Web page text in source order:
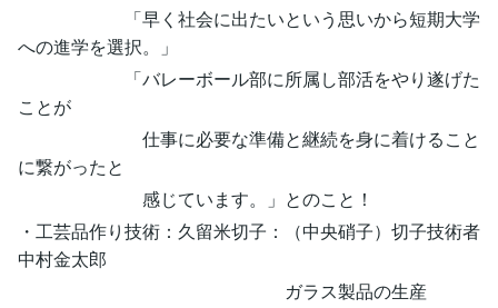
「早く社会に出たいという思いから短期大学
への進学を選択。」
「バレーボール部に所属し部活をやり遂げた
ことが
仕事に必要な準備と継続を身に着けること
に繋がったと
感じています。」とのこと！
・工芸品作り技術：久留米切子：（中央硝子）切子技術者
中村金太郎
ガラス製品の生産